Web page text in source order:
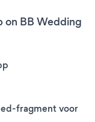
on BB Wedding
fragment voor